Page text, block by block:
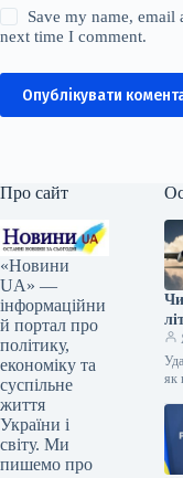
Save my name,
next time I comment.
Опублікувати
Про сайт
«Новини
UA» —
інформаційни
й портал про
політику,
економіку та
суспільне
життя
України і
світу. Ми
пишемо про
з
як